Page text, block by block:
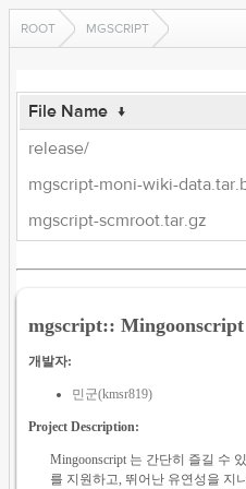
ROOT MGSCRIPT
File Name ↓
release/
mgscript-moni-wiki-
mgscript-scmroot.tar.gz
mgscript:: Mingoonscript
개발자:
민군(kmsr819)
Project Description:
Mingoonscript 는 간단히 즐길 수
를 지원하고, 뛰어난 유연성을 지